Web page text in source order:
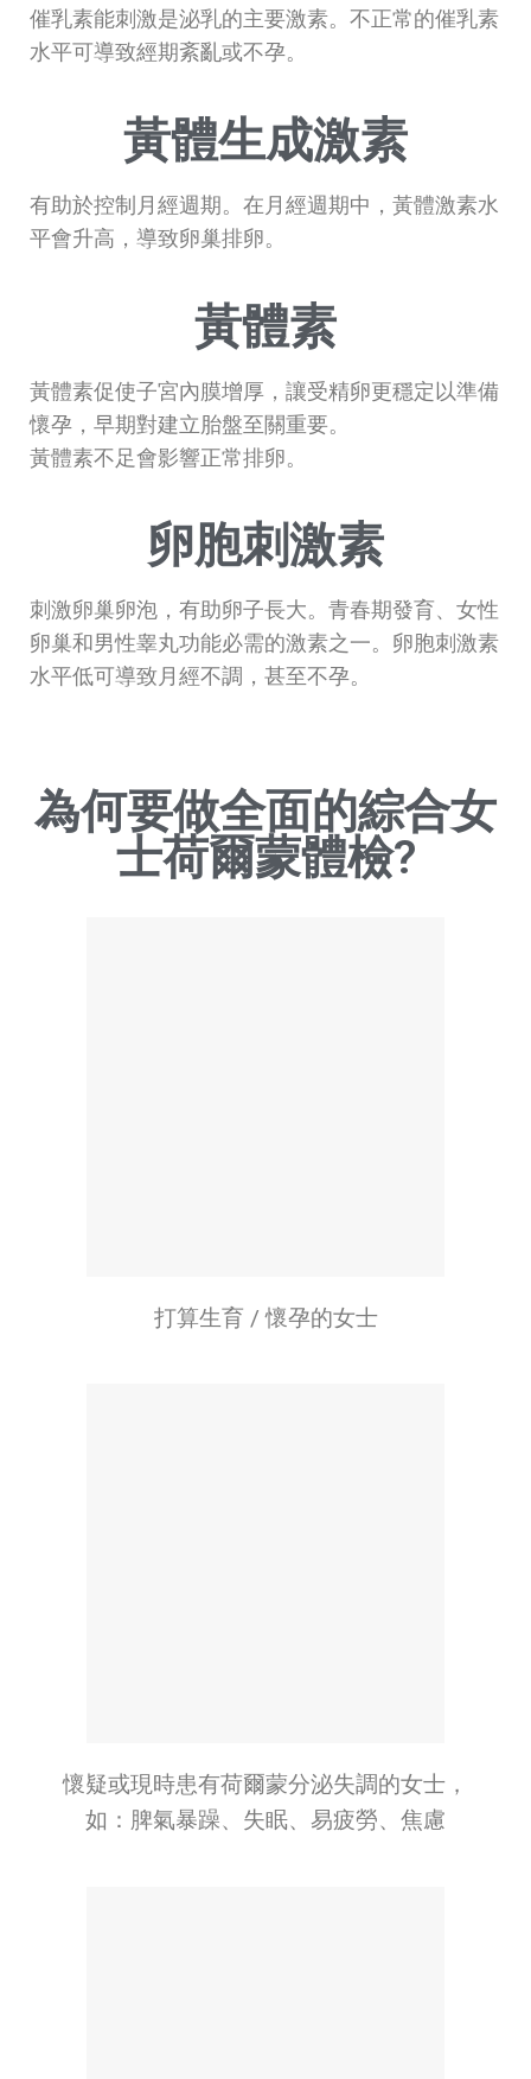
催乳素能刺激是泌乳的主要激素。不正常的催乳素
水平可導致經期紊亂或不孕。
黃體生成激素
有助於控制月經週期。在月經週期中，黃體激素水
平會升高，導致卵巢排卵。
黃體素
黃體素促使子宮內膜增厚，讓受精卵更穩定以準備
懷孕，早期對建立胎盤至關重要。
黃體素不足會影響正常排卵。
卵胞刺激素
刺激卵巢卵泡，有助卵子長大。青春期發育、女性
卵巢和男性睾丸功能必需的激素之一。卵胞刺激素
水平低可導致月經不調，甚至不孕。
為何要做全面的綜合女
士荷爾蒙體檢?
打算生育 / 懷孕的女士
懷疑或現時患有荷爾蒙分泌失調的女士，
如：脾氣暴躁、失眠、易疲勞、焦慮